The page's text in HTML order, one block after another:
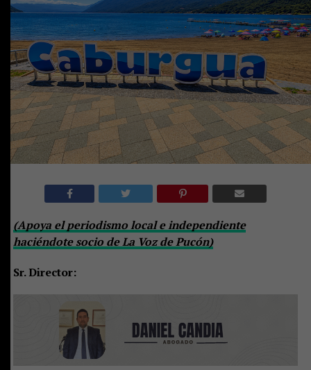
(Apoya el periodismo local e independiente
haciéndote socio de La Voz de Pucón)
Sr. Director: